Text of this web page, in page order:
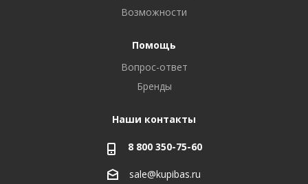
Возможности
Помощь
Вопрос-ответ
Бренды
Наши контакты
8 800 350-75-60
sale@kupibas.ru